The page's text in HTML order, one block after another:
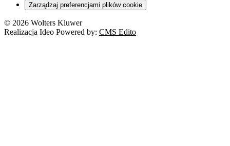
Zarządzaj preferencjami plików cookie
© 2026 Wolters Kluwer
Realizacja Ideo Powered by: CMS Edito